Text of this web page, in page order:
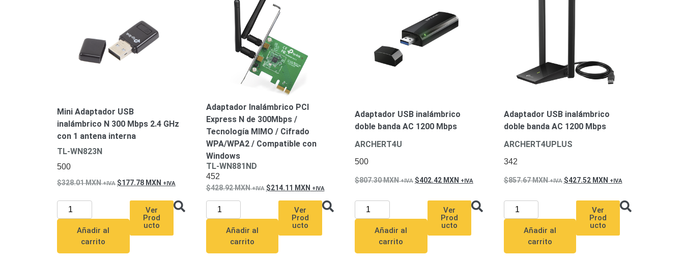
Mini Adaptador USB
inalámbrico N 300 Mbps 2.4 GHz
con 1 antena interna
TL-WN823N
500
328.01MXN 177.78 MXN
Añadir al
carrito
Ver
Prod
ucto
Adaptador Inalámbrico PCI
Express N de 300Mbps /
Tecnología MIMO / Cifrado
WPA/WPA2 / Compatible con
Windows
TL-WN881ND
452
428.92MXN 214.11 MXN
Añadir al
carrito
Ver
Prod
ucto
Adaptador USB inalámbrico
doble banda AC 1200 Mbps
ARCHERT4U
500
807.30MXN 402.42 MXN
Añadir al
carrito
Ver
Prod
ucto
Adaptador USB inalámbrico
doble banda AC 1200 Mbps
ARCHERT4UPLUS
342
857.67MXN 427.52 MXN
Añadir al
carrito
Ver
Prod
ucto